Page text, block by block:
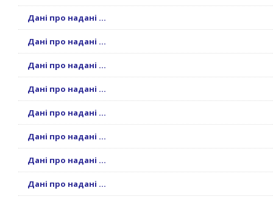
Дані про надані ...
Дані про надані ...
Дані про надані ...
Дані про надані ...
Дані про надані ...
Дані про надані ...
Дані про надані ...
Дані про надані ...